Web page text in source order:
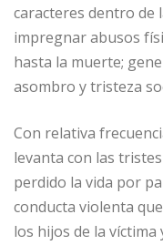
caracteres dentro de
impregnar abusos
hasta la muerte;
asombro y tristeza
Con relativa
levanta con las
perdido la vida por
conducta violenta
los hijos de la